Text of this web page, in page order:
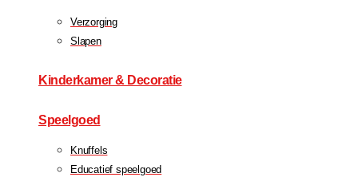
Verzorging
Slapen
Kinderkamer & Decoratie
Speelgoed
Knuffels
Educatief speelgoed